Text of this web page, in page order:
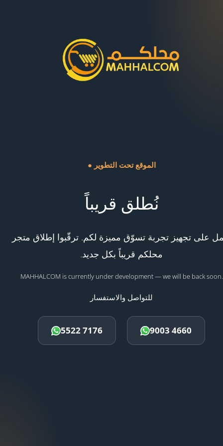
● الموقع تحت التطوير
نُطلق قريباً
على تجهيز تجربة تسوّق مميزة لكم. ترقّبوا إطلاق متجر
محلكم قريباً بكل جديد.
MAHHALCOM is currently under development — we will be back soon.
للتواصل والاستفسار
5522 7176 9003 4660